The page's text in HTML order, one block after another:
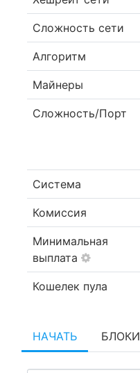
НАЧАТЬ БЛОКИ
Сложность сети
Алгоритм
Майнеры
Сложность/Порт
Система
Комиссия
Минимальная
выплата
Кошелек пула